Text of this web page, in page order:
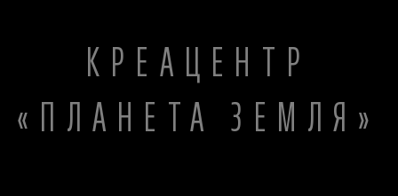
КРЕАЦЕНТР
«ПЛАНЕТА ЗЕМЛЯ»